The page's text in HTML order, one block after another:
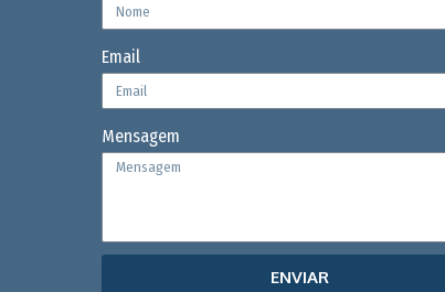
Email
Mensagem
ENVIAR